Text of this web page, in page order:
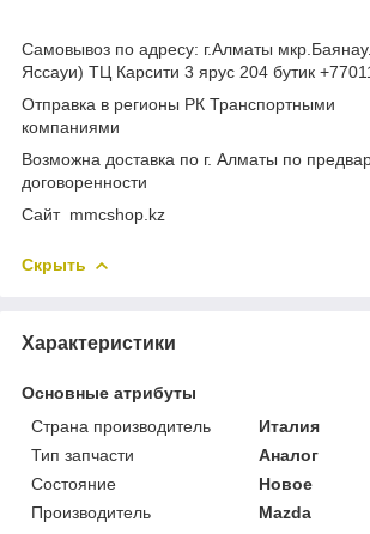
Самовывоз по адресу: г.Алматы
Яссауи) ТЦ Карсити 3 ярус 204 бутик
Отправка в регионы РК Транспортными
Возможна доставка по г. Алматы по
договоренности
Cайт mmcshop.kz
Скрыть
Характеристики
Основные атрибуты
Страна производитель
Италия
Тип запчасти
Аналог
Состояние
Новое
Производитель
Mazda